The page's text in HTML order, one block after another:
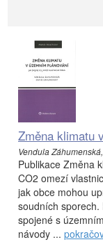
Změna klimatu
Vendula
Publikace Změna
CO2 omezí
jak obce mohou
soudních
spojené s
návody ...